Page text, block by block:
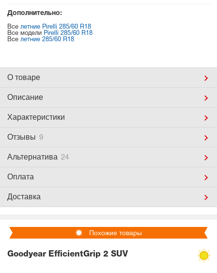
Дополнительно:
Все летние Pirelli 285/60 R18
Все модели Pirelli 285/60 R18
Все летние 285/60 R18
О товаре
Описание
Характеристики
Отзывы 9
Альтернатива 24
Оплата
Доставка
Похожие товары
Goodyear EfficientGrip 2 SUV